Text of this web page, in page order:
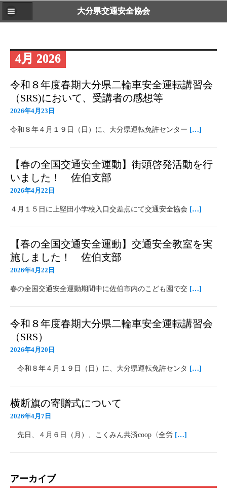
大分県交通安全協会
4月 2026
令和８年度春期大分県二輪車安全運転講習会
（SRS)において、受講者の感想等
2026年4月23日
令和８年４月１９日（日）に、大分県運転免許センター […]
【春の全国交通安全運動】街頭啓発活動を行
いました！ 佐伯支部
2026年4月22日
４月１５日に上堅田小学校入口交差点にて交通安全協会 […]
【春の全国交通安全運動】交通安全教室を実
施しました！ 佐伯支部
2026年4月22日
春の全国交通安全運動期間中に佐伯市内のこども園で交 […]
令和８年度春期大分県二輪車安全運転講習会
（SRS）
2026年4月20日
令和８年４月１９日（日）に、大分県運転免許センタ […]
横断旗の寄贈式について
2026年4月7日
先日、４月６日（月）、こくみん共済coop〈全労 […]
アーカイブ